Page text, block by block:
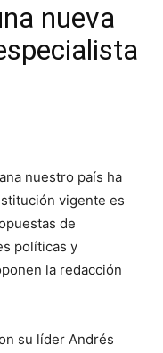
nueva
nuestro país ha
vigente es
de
políticas y
la redacción
su líder Andrés